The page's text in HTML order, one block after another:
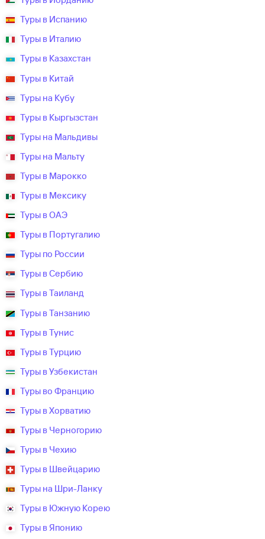
Туры в Испанию
Туры в Италию
Туры в Казахстан
Туры в Китай
Туры на Кубу
Туры в Кыргызстан
Туры на Мальдивы
Туры на Мальту
Туры в Марокко
Туры в Мексику
Туры в ОАЭ
Туры в Португалию
Туры по России
Туры в Сербию
Туры в Таиланд
Туры в Танзанию
Туры в Тунис
Туры в Турцию
Туры в Узбекистан
Туры во Францию
Туры в Хорватию
Туры в Черногорию
Туры в Чехию
Туры в Швейцарию
Туры на Шри-Ланку
Туры в Южную Корею
Туры в Японию